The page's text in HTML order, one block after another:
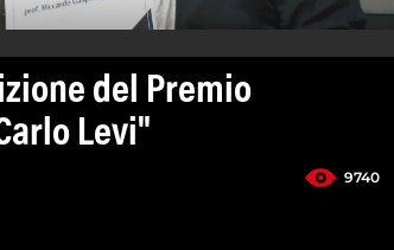
del Premio
Levi"
9740